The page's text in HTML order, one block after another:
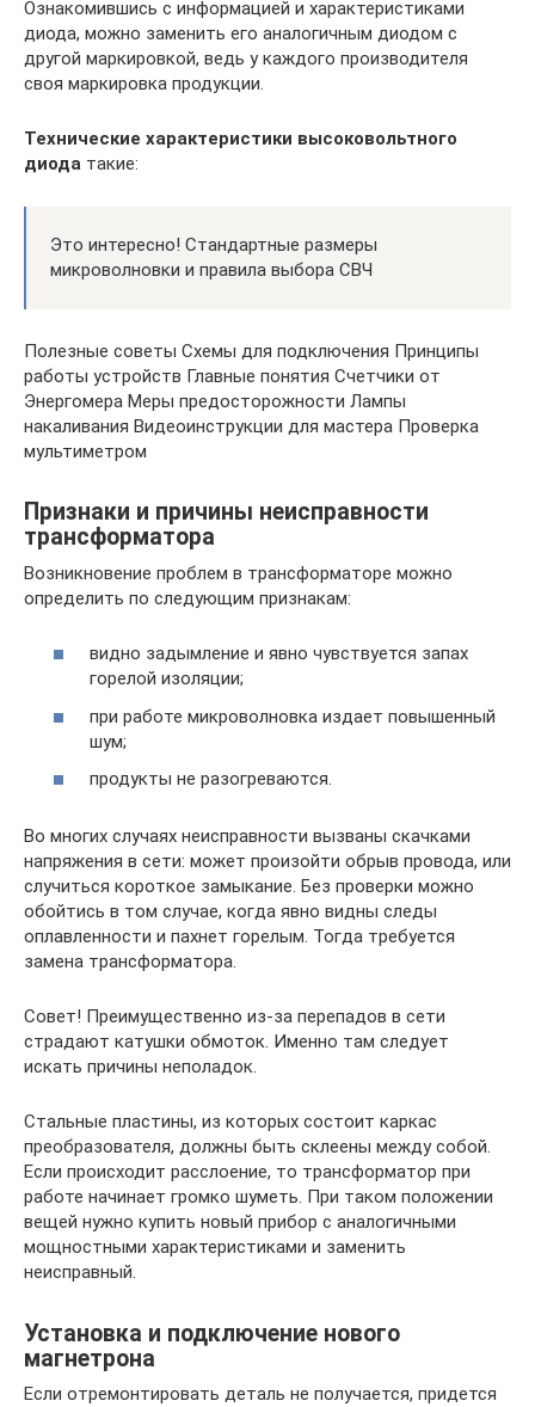
Ознакомившись с информацией и характеристиками
диода, можно заменить его аналогичным диодом с
другой маркировкой, ведь у каждого производителя
своя маркировка продукции.
Технические характеристики высоковольтного
диода такие:
Это интересно! Стандартные размеры
микроволновки и правила выбора СВЧ
Полезные советы Схемы для подключения Принципы
работы устройств Главные понятия Счетчики от
Энергомера Меры предосторожности Лампы
накаливания Видеоинструкции для мастера Проверка
мультиметром
Признаки и причины неисправности
трансформатора
Возникновение проблем в трансформаторе можно
определить по следующим признакам:
видно задымление и явно чувствуется запах
горелой изоляции;
при работе микроволновка издает повышенный
шум;
продукты не разогреваются.
Во многих случаях неисправности вызваны скачками
напряжения в сети: может произойти обрыв провода, или
случиться короткое замыкание. Без проверки можно
обойтись в том случае, когда явно видны следы
оплавленности и пахнет горелым. Тогда требуется
замена трансформатора.
Совет! Преимущественно из-за перепадов в сети
страдают катушки обмоток. Именно там следует
искать причины неполадок.
Стальные пластины, из которых состоит каркас
преобразователя, должны быть склеены между собой.
Если происходит расслоение, то трансформатор при
работе начинает громко шуметь. При таком положении
вещей нужно купить новый прибор с аналогичными
мощностными характеристиками и заменить
неисправный.
Установка и подключение нового
магнетрона
Если отремонтировать деталь не получается, придется